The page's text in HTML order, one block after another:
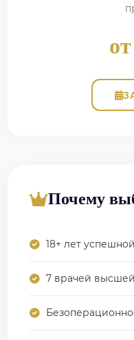
Почему
18+ лет
7 врачей